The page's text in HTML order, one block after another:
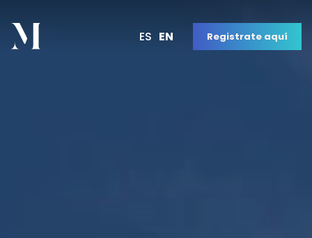
ES EN Registrate aquí